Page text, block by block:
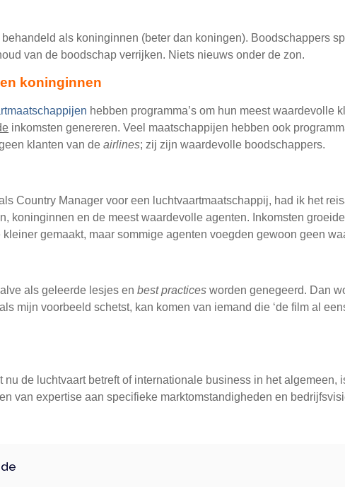
als koninginnen (beter dan koningen). Boodschappers
van de boodschap verrijken. Niets nieuws onder de zon.
koninginnen
hebben programma’s om hun meest
inkomsten genereren. Veel maatschappijen hebben ook
klanten van deairlines; zij zijn waardevolle boodschappers.
Country Manager voor een luchtvaartmaatschappij, had ik het
koninginnen en de meest waardevolle agenten. Inkomsten
gemaakt, maar sommige agenten voegden gewoon geen
als geleerde lesjes enbest practices worden genegeerd. Dan
mijn voorbeeld schetst, kan komen van iemand die ‘de film al
nu de luchtvaart betreft of internationale business in het
van expertise aan specifieke marktomstandigheden en